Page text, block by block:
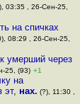
03:35 , 26-Сен-25,
на спичках
08:29 , 26-Сен-25,
умерший через
25, (93) +1
на
эт, нах. (?), 11:30 ,